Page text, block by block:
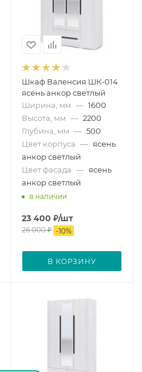
Шкаф Валенсия ШК-014
ясень анкор светлый
Ширина, мм — 1600
Высота, мм — 2200
Глубина, мм — 500
Цвет корпуса — ясень
анкор светлый
Цвет фасада — ясень
анкор светлый
в наличии
23 400 ₽/шт
26 000₽ -10%
В КОРЗИНУ